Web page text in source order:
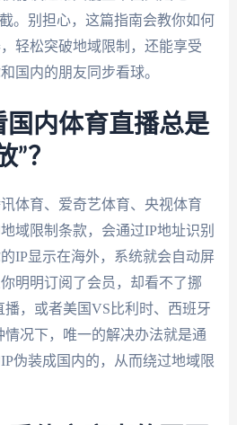
。别担心，这篇指南会教你如何
轻松突破地域限制，还能享受
国内的朋友同步看球。
国内体育直播总是
”？
体育、爱奇艺体育、央视体育
域限制条款，会通过IP地址识别
IP显示在海外，系统就会自动屏
明明订阅了会员，却看不了挪
，或者美国VS比利时、西班牙
况下，唯一的解决办法就是通
伪装成国内的，从而绕过地域限